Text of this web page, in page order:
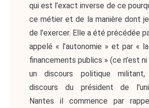
qui est l’exact inverse de ce
ce métier et de la manière dont
de l’exercer. Elle a été précédée
appelé « l’autonomie » et par «
financements publics » (ce n’est
un discours politique
discours du président de
Nantes il commence par